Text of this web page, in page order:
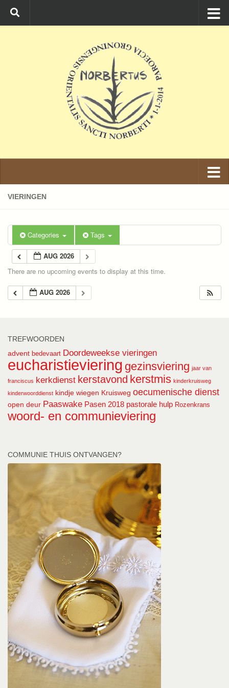
Ga naar de inhoud
VIERINGEN
Categories Tags
AUG 2026
There are no upcoming events to display at this time.
AUG 2026
TREFWOORDEN
advent bedevaart Doordeweekse vieringen
eucharistieviering gezinsviering jaar van
franciscus kerkdienst kerstavond kerstmis kinderkruisweg
kinderwoorddienst kindje wiegen Kruisweg oecumenische dienst
open deur Paaswake Pasen 2018 pastorale hulp Rozenkrans
woord- en communieviering
COMMUNIE THUIS ONTVANGEN?